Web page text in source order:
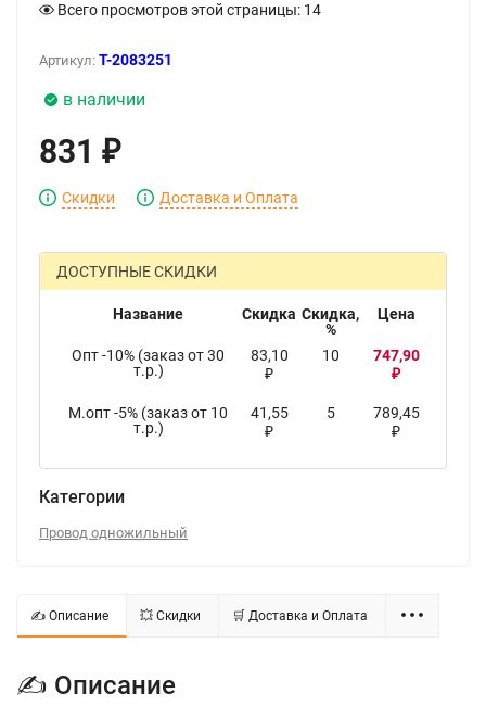
Всего просмотров этой страницы: 14
Артикул: T-2083251
в наличии
831 ₽
Скидки Доставка и Оплата
ДОСТУПНЫЕ СКИДКИ
Название Скидка Скидка,
%
Цена
Опт -10% (заказ от 30
т.р.)
83,10
₽
10 747,90
₽
М.опт -5% (заказ от 10
т.р.)
41,55
₽
5 789,45
₽
Категории
Провод одножильный
✍ Описание 💥 Скидки 🛒 Доставка и Оплата
✍ Описание